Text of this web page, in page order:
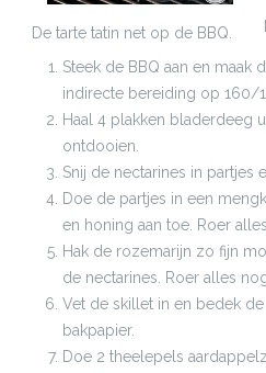
De tarte tatin net op de BBQ.
Steek de BBQ aan en maak
indirecte bereiding op 160/
Haal 4 plakken bladerdeeg
ontdooien.
Snij de nectarines in partjes
Doe de partjes in een
en honing aan toe. Roer
Hak de rozemarijn zo fijn
de nectarines. Roer alles
Vet de skillet in en bedek
bakpapier.
Doe 2 theelepels